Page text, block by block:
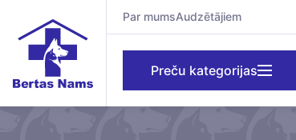
Par mumsAudzētājiem
Preču kategorijas